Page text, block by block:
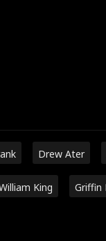
Drew Ater
King Griffin